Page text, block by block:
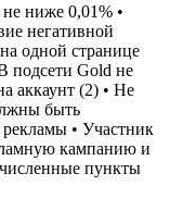
не ниже 0,01% •
негативной
одной странице
подсети Gold не
аккаунт (2) • Не
быть
• Участник
кампанию и
пункты